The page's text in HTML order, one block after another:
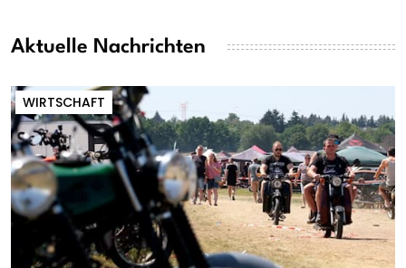
Aktuelle Nachrichten
WIRTSCHAFT